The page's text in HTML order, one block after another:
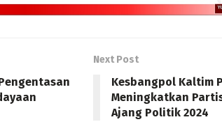
Next Post
Kesbangpol Kaltim
Meningkatkan
Ajang Politik 2024